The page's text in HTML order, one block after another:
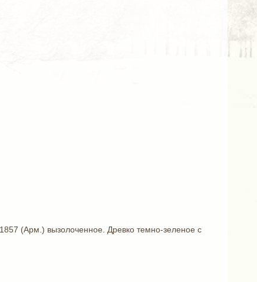
(Арм.) вызолоченное. Древко темно-зеленое с